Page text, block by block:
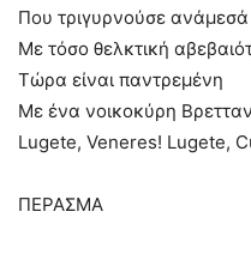
Που τριγυρνούσε
Με τόσο θελκτική
Τώρα είναι παντρεμένη
Με ένα νοικοκύρη
Lugete, Veneres! Lugete,
ΠΕΡΑΣΜΑ